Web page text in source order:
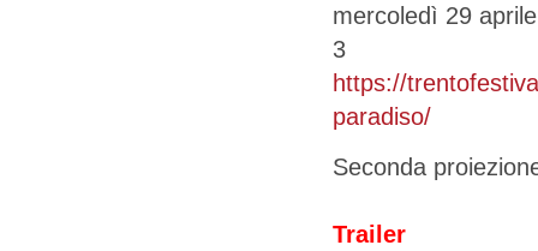
mercoledì 29
3
https://
paradiso/
Seconda
Trailer